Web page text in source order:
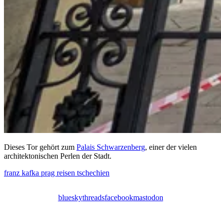
Dieses Tor gehört zum Palais Schwarzenberg, einer der vielen
architektonischen Perlen der Stadt.
franz kafka prag reisen tschechien
blueskythreadsfacebookmastodon